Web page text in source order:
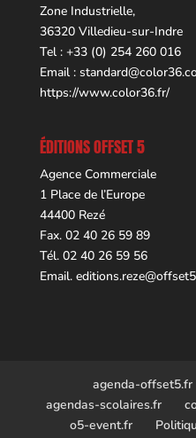
Zone Industrielle,
36320 Villedieu-sur-Indre
Tel : +33 (0) 254 260 016
Email :
https://www.color36.fr/
ÉDITIONS OFFSET 5
Agence Commerciale
1 Place de l’Europe
44400 Rezé
Fax. 02 40 26 59 89
Tél. 02 40 26 59 56
Email.
agenda-offset5.fr
agendas-scolaires.fr
o5-event.fr